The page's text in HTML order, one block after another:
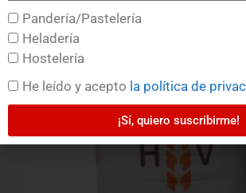
Pandería/Pastelería
Heladería
Hostelería
He leído y acepto la política de
¡Sí, quiero suscribirme!